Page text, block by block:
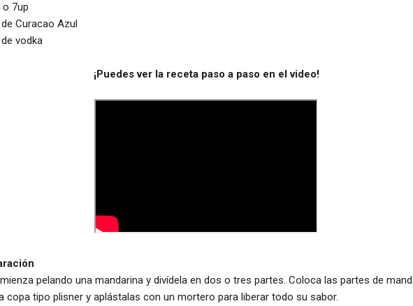
o 7up
Curacao Azul
vodka
¡Puedes ver la receta paso a paso en el video!
pelando una mandarina y divídela en dos o tres partes. Coloca las partes de
copa tipo plisner y aplástalas con un mortero para liberar todo su sabor.